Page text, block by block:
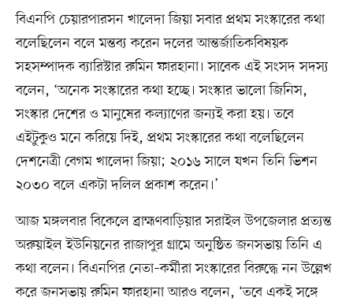
বিএনপি চেয়ারপারসন খালেদা জিয়া সবার প্রথম সংস্কারের কথা
বলেছিলেন বলে মন্তব্য করেন দলের আন্তর্জাতিকবিষয়ক
সহসম্পাদক ব্যারিস্টার রুমিন ফারহানা। সাবেক এই সংসদ সদস্য
বলেন, ‘অনেক সংস্কারের কথা হচ্ছে। সংস্কার ভালো জিনিস,
সংস্কার দেশের ও মানুষের কল্যাণের জন্যই করা হয়। তবে
এইটুকুও মনে করিয়ে দিই, প্রথম সংস্কারের কথা বলেছিলেন
দেশনেত্রী বেগম খালেদা জিয়া; ২০১৬ সালে যখন তিনি ভিশন
২০৩০ বলে একটা দলিল প্রকাশ করেন।’
আজ মঙ্গলবার বিকেলে ব্রাহ্মণবাড়িয়ার সরাইল উপজেলার প্রত্যন্ত
অরুয়াইল ইউনিয়নের রাজাপুর গ্রামে অনুষ্ঠিত জনসভায় তিনি এ
কথা বলেন। বিএনপির নেতা–কর্মীরা সংস্কারের বিরুদ্ধে নন উল্লেখ
করে জনসভায় রুমিন ফারহানা আরও বলেন, ‘তবে একই সঙ্গে